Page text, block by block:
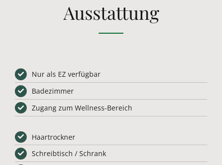
Ausstattung
Nur als EZ verfügbar
Badezimmer
Zugang zum Wellness-Bereich
Haartrockner
Schreibtisch / Schrank